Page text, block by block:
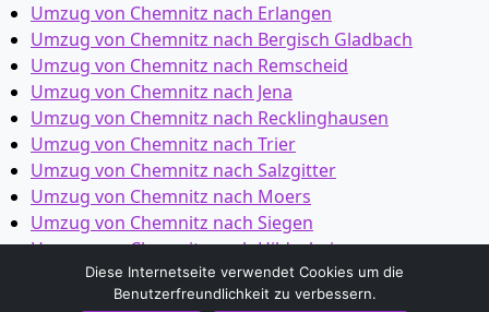
Umzug von Chemnitz nach Erlangen
Umzug von Chemnitz nach Bergisch Gladbach
Umzug von Chemnitz nach Remscheid
Umzug von Chemnitz nach Jena
Umzug von Chemnitz nach Recklinghausen
Umzug von Chemnitz nach Trier
Umzug von Chemnitz nach Salzgitter
Umzug von Chemnitz nach Moers
Umzug von Chemnitz nach Siegen
Umzug von Chemnitz nach Hildesheim
Umzug von Chemnitz nach Gütersloh
Diese Internetseite verwendet Cookies um die
Benutzerfreundlichkeit zu verbessern.